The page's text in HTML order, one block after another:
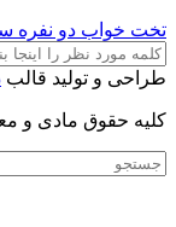
تخت خواب دو نفره
طراحی و تولید قالب
کلیه حقوق مادی و